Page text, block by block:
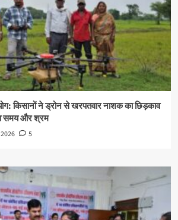
किसानों ने ड्रोन से खरपतवार नाशक का छिड़काव
समय और श्रम
5